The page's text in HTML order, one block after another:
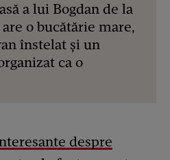
a lui Bogdan de la
o bucătărie mare,
înstelat și un
ca o
despre